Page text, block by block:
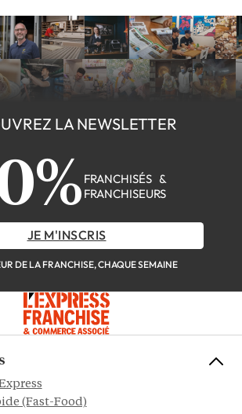
LA NEWSLETTER
FRANCHISÉS &
FRANCHISEURS
JE M'INSCRIS
DE LA FRANCHISE, CHAQUE SEMAINE
(Fast-Food)